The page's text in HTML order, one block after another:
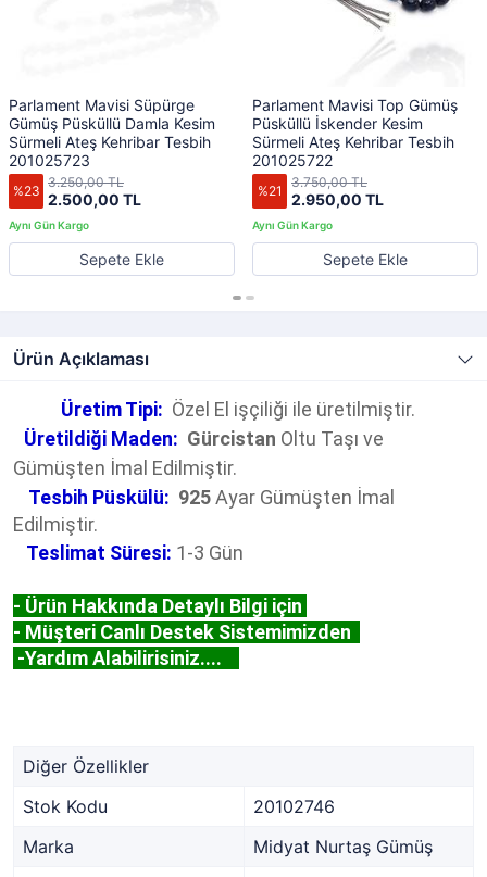
Parlament Mavisi Süpürge
Gümüş Püsküllü Damla Kesim
Sürmeli Ateş Kehribar Tesbih
201025723
%23 2.500,00 TL
3.250,00 TL
Sepete Ekle
Parlament Mavisi Top Gümüş
Püsküllü İskender Kesim
Sürmeli Ateş Kehribar Tesbih
201025722
%21 2.950,00 TL
3.750,00 TL
Sepete Ekle
Ürün Açıklaması
Üretim Tipi: Özel El işçiliği ile üretilmiştir.
Üretildiği Maden: Gürcistan Oltu Taşı ve
Gümüşten İmal Edilmiştir.
Tesbih Püskülü: 925Ayar Gümüşten İmal
Edilmiştir.
Teslimat Süresi: 1-3 Gün
- Ürün Hakkında Detaylı Bilgi için
- Müşteri Canlı Destek Sistemimizden
-Yardım Alabilirisiniz....
Diğer Özellikler
Stok Kodu
20102746
Marka
Midyat Nurtaş Gümüş